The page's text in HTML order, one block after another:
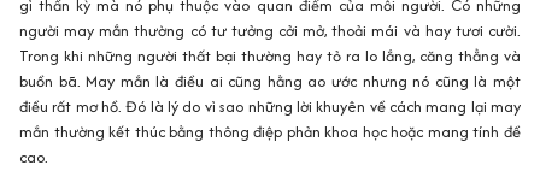
gì thần kỳ mà nó phụ thuộc vào quan điểm của mỗi người. Có những
người may mắn thường có tư tưởng cởi mở, thoải mái và hay tươi cười.
Trong khi những người thất bại thường hay tỏ ra lo lắng, căng thẳng và
buồn bã. May mắn là điều ai cũng hằng ao ước nhưng nó cũng là một
điều rất mơ hồ. Đó là lý do vì sao những lời khuyên về cách mang lại may
mắn thường kết thúc bằng thông điệp phản khoa học hoặc mang tính đề
cao.